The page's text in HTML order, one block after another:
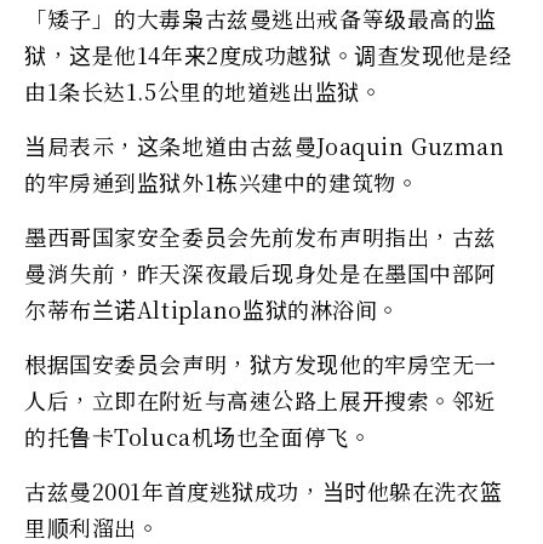
「矮子」的大毒枭古兹曼逃出戒备等级最高的监
狱，这是他14年来2度成功越狱。调查发现他是经
由1条长达1.5公里的地道逃出监狱。
当局表示，这条地道由古兹曼Joaquin Guzman
的牢房通到监狱外1栋兴建中的建筑物。
墨西哥国家安全委员会先前发布声明指出，古兹
曼消失前，昨天深夜最后现身处是在墨国中部阿
尔蒂布兰诺Altiplano监狱的淋浴间。
根据国安委员会声明，狱方发现他的牢房空无一
人后，立即在附近与高速公路上展开搜索。邻近
的托鲁卡Toluca机场也全面停飞。
古兹曼2001年首度逃狱成功，当时他躲在洗衣篮
里顺利溜出。